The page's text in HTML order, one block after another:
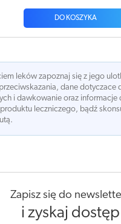
DO KOSZYKA
leków zapoznaj się z jego
dane dotyczace
i dawkowanie oraz informacje
leczniczego, bądź
Zapisz się do
i zyskaj dostęp